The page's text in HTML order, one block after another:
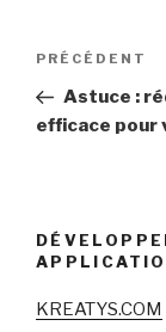
Navigation
l’article
Article
précédent
PRÉCÉDENT
Astuce :
efficace pour
KREATYS.COM